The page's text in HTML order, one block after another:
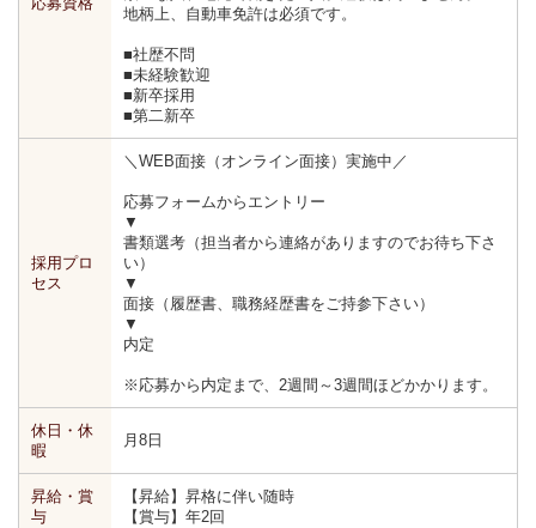
地柄上、自動車免許は必須です。
■社歴不問
■未経験歓迎
■新卒採用
■第二新卒
採用プロ
セス
＼WEB面接（オンライン面接）実施中／
応募フォームからエントリー
▼
書類選考（担当者から連絡がありますのでお待ち下さ
い）
▼
面接（履歴書、職務経歴書をご持参下さい）
▼
内定
※応募から内定まで、2週間～3週間ほどかかります。
休日・休
暇
月8日
昇給・賞
与
【昇給】昇格に伴い随時
【賞与】年2回